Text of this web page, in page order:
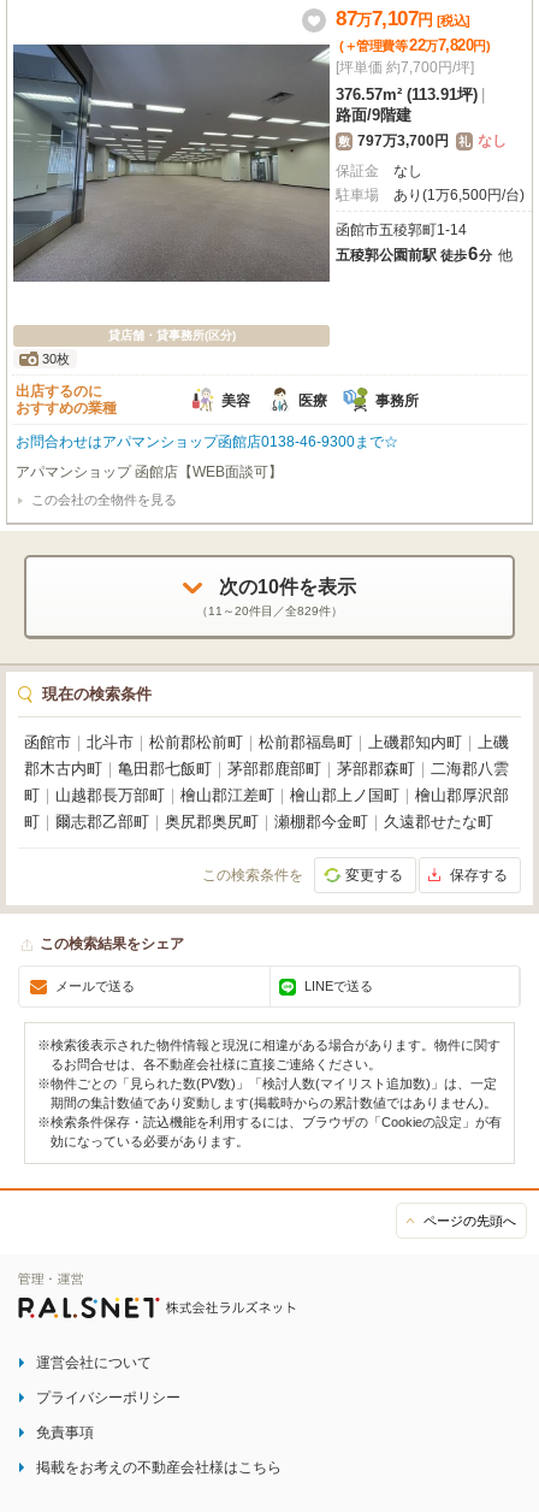
で、お車でのアクセスも便利です。函館元町で新たな一歩を踏み出すチャンス
です。この機会にぜひご検討ください。詳細はお気軽にお問い合わせくださ
い！
貸店舗・貸事務所(区分)
30枚
87万7,107円 [税込]
(＋管理費等22万7,820円)
[坪単価 約7,700円/坪]
376.57m² (113.91坪)
路面/9階建
敷 797万3,700円 礼 なし
保証金
なし
駐車場
あり(1万6,500円/台)
函館市五稜郭町1-14
五稜郭公園前駅 徒歩6分 他
出店するのに
おすすめの業種
美容 医療 事務所
お問合わせはアパマンショップ函館店0138-46-9300まで☆
アパマンショップ 函館店【WEB面談可】
この会社の全物件を見る
次の10件を表示
（11～20件目／全829件）
現在の検索条件
函館市 北斗市 松前郡松前町 松前郡福島町 上磯郡知内町
上磯
郡木古内町
亀田郡七飯町 茅部郡鹿部町 茅部郡森町
二海郡八雲
町
山越郡長万部町 檜山郡江差町 檜山郡上ノ国町
檜山郡厚沢部
町
爾志郡乙部町 奥尻郡奥尻町 瀬棚郡今金町 久遠郡せたな町
この検索条件を 変更する 保存する
この検索結果をシェア
メールで送る LINEで送る
※検索後表示された物件情報と現況に相違がある場合があります。物件に関す
るお問合せは、各不動産会社様に直接ご連絡ください。
※物件ごとの「見られた数(PV数)」「検討人数(マイリスト追加数)」は、一定
期間の集計数値であり変動します(掲載時からの累計数値ではありません)。
※検索条件保存・読込機能を利用するには、ブラウザの「Cookieの設定」が有
効になっている必要があります。
ページの先頭へ
運営会社について
プライバシーポリシー
免責事項
掲載をお考えの不動産会社様はこちら